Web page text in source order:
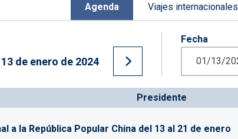
Agenda Viajes internacionales
de enero de 2024
Ir al día siguiente
Fecha
Presidente
a la República Popular China del 13 al 21 de enero